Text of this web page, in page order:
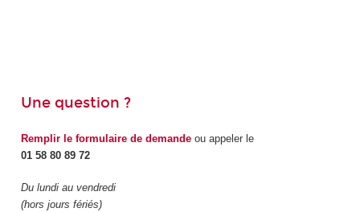
Une question ?
Remplir le formulaire de demandeou appeler le
01 58 80 89 72
Du lundi au vendredi
(hors jours fériés)